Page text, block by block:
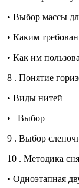
• Выбор массы
• Каким
• Как им
8 . Понятие
• Виды нитей
• Выбор
9 . Выбор
10 . Методика
• Одноэтапная